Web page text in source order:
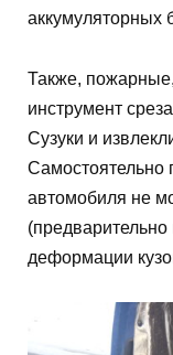
аккумуляторных
Также,
инструмент
Сузуки и
Самостоятельно
автомобиля не
деформации